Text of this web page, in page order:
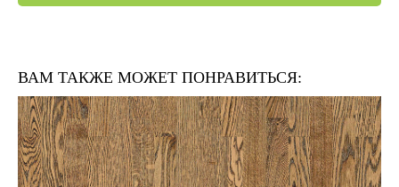
ВАМ ТАКЖЕ МОЖЕТ ПОНРАВИТЬСЯ: